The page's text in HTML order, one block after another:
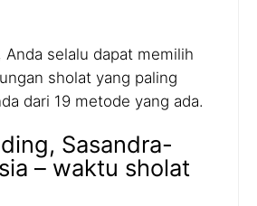
Anda selalu dapat memilih
sholat yang paling
dari 19 metode yang ada.
Sasandra-
– waktu sholat